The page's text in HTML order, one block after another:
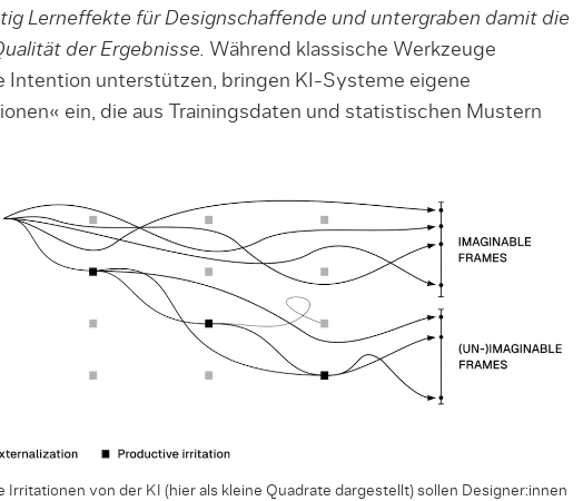
Lerneffekte für Designschaffende und untergraben damit die
der Ergebnisse. Während klassische Werkzeuge
Intention unterstützen, bringen KI-Systeme eigene
ein, die aus Trainingsdaten und statistischen Mustern
Irritationen von der KI (hier als kleine Quadrate dargestellt) sollen Designer:innen